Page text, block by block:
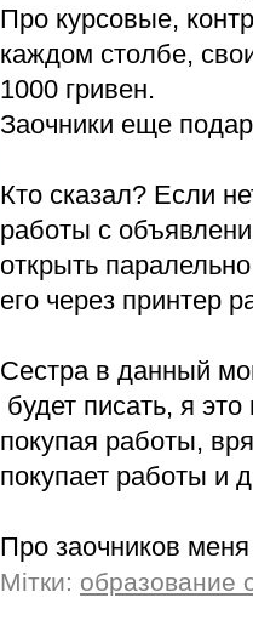
Про курсовые,
каждом столбе,
1000 гривен.
Заочники еще
Кто сказал? Если
работы с
открыть
его через принтер
Сестра в данный
будет писать, я
покупая работы,
покупает работы и
Про заочников
Мітки: образование